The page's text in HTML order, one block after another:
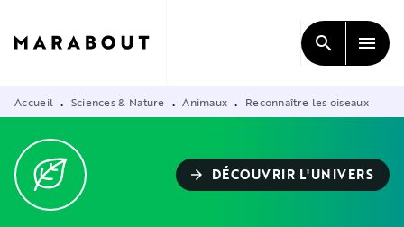
CONTENU
search menu
Accueil • Sciences & Nature • Animaux • Reconnaître les oiseaux
arrow_forward DÉCOUVRIR L'UNIVERS